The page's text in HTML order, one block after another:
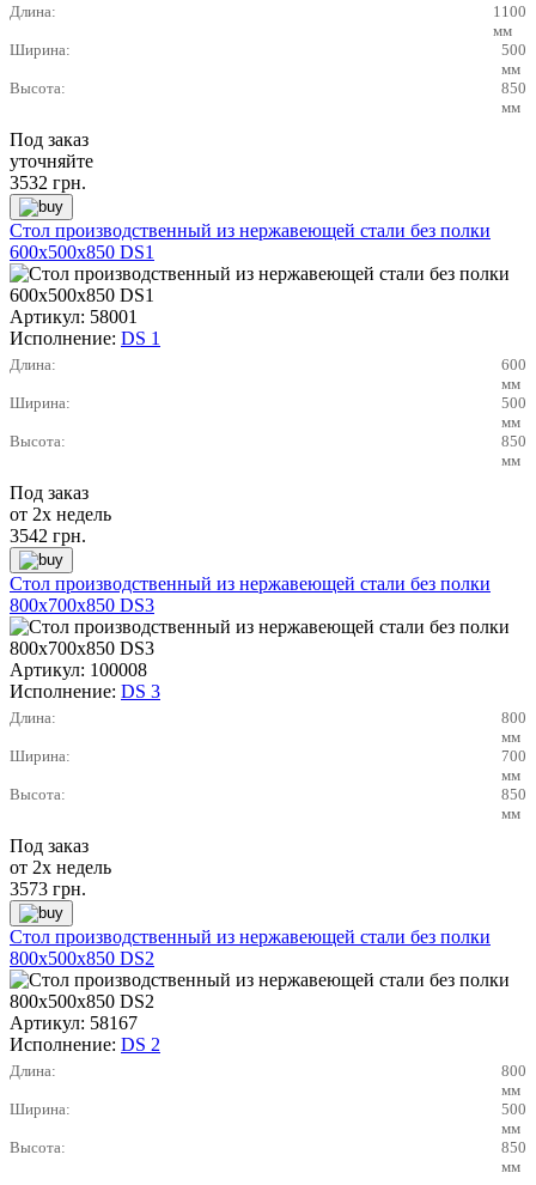
Длина:
1100
мм
Ширина:
500
мм
Высота:
850
мм
Под заказ
уточняйте
3532 грн.
Стол производственный из нержавеющей стали без полки
600х500х850 DS1
Артикул: 58001
Исполнение: DS 1
Длина:
600
мм
Ширина:
500
мм
Высота:
850
мм
Под заказ
от 2х недель
3542 грн.
Стол производственный из нержавеющей стали без полки
800х700х850 DS3
Артикул: 100008
Исполнение: DS 3
Длина:
800
мм
Ширина:
700
мм
Высота:
850
мм
Под заказ
от 2х недель
3573 грн.
Стол производственный из нержавеющей стали без полки
800х500х850 DS2
Артикул: 58167
Исполнение: DS 2
Длина:
800
мм
Ширина:
500
мм
Высота:
850
мм